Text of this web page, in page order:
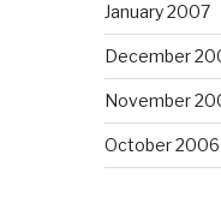
January 2007
December
November
October 2006